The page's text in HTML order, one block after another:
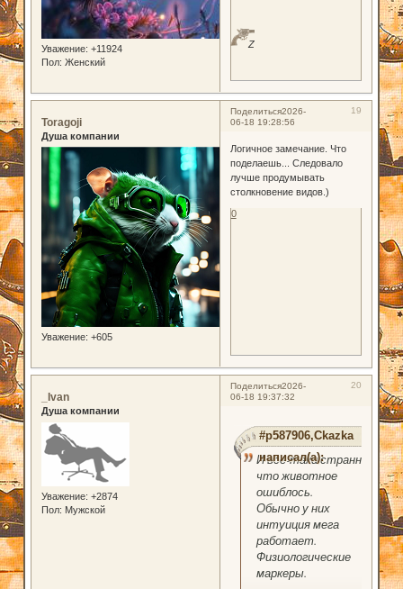
Уважение: +11924
Пол: Женский
Z
Поделиться 19
2026-
06-18 19:28:56
Toragoji
Душа компании
Уважение: +605
Логичное замечание. Что
поделаешь... Следовало
лучше продумывать
столкновение видов.)
0
Поделиться 20
2026-
06-18 19:37:32
_Ivan
Душа компании
Уважение: +2874
Пол: Мужской
#p587906,Ckazka
написал(а):
И все-таки странно,
что животное
ошиблось.
Обычно у них
интуиция мега
работает.
Физиологические
маркеры.